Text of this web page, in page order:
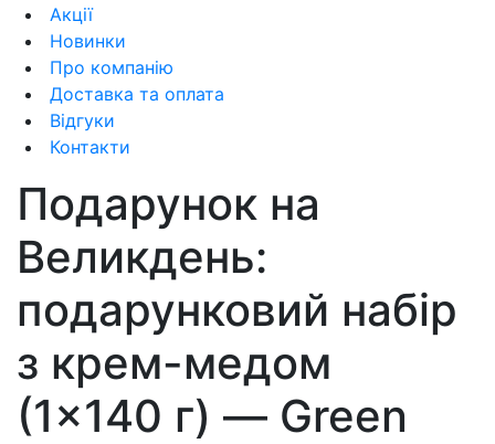
Акції
Новинки
Про компанію
Доставка та оплата
Відгуки
Контакти
Подарунок на
Великдень:
подарунковий набір
з крем-медом
(1×140 г) — Green